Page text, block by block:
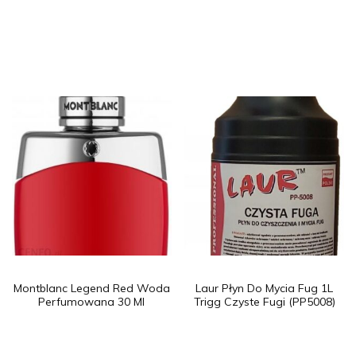
Montblanc Legend Red Woda
Perfumowana 30 Ml
Laur Płyn Do Mycia Fug 1L
Trigg Czyste Fugi (PP5008)